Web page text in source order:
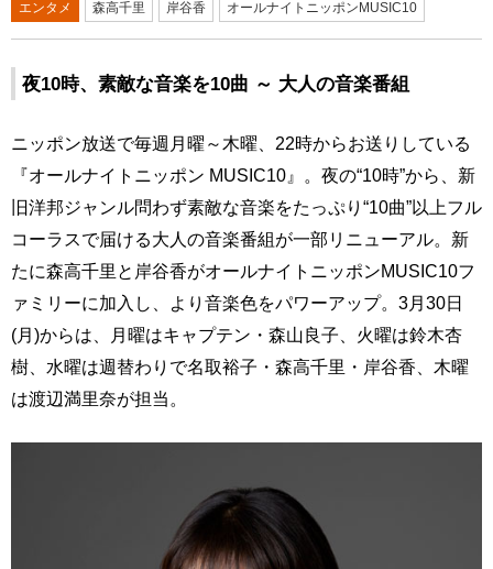
エンタメ 森高千里 岸谷香 オールナイトニッポンMUSIC10
夜10時、素敵な音楽を10曲 ～ 大人の音楽番組
ニッポン放送で毎週月曜～木曜、22時からお送りしている
『オールナイトニッポン MUSIC10』。夜の“10時”から、新
旧洋邦ジャンル問わず素敵な音楽をたっぷり“10曲”以上フル
コーラスで届ける大人の音楽番組が一部リニューアル。新
たに森高千里と岸谷香がオールナイトニッポンMUSIC10フ
ァミリーに加入し、より音楽色をパワーアップ。3月30日
(月)からは、月曜はキャプテン・森山良子、火曜は鈴木杏
樹、水曜は週替わりで名取裕子・森高千里・岸谷香、木曜
は渡辺満里奈が担当。